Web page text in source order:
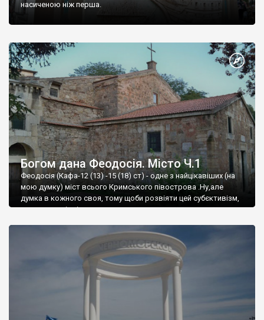
насиченою ніж перша.
Богом дана Феодосія. Місто Ч.1
Феодосія (Кафа-12 (13) -15 (18) ст) - одне з найцікавіших (на
мою думку) міст всього Кримського півострова .Ну,але
думка в кожного своя, тому щоби розвіяти цей субєктивізм,
запрошую відвідати це